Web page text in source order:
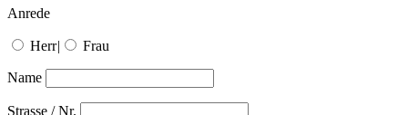
Anrede
Herr| Frau
Name
Strasse / Nr.